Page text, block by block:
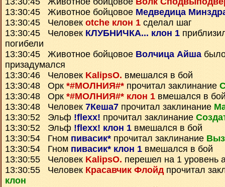
13:30:45 Животное бойцовое Медведица
13:30:45 Человек otche клон 1 сделал шаг
13:30:45 Человек КЛУБНИЧКА... клон 1
погибели
13:30:45 Животное бойцовое Волчица Айша
призадумался
13:30:46 Человек KalipsO. вмешался в бой
13:30:48 Орк *#МОЛНИЯ#* прочитал заклинание
13:30:48 Орк *#МОЛНИЯ#* клон 1 вмешался в
13:30:48 Человек 7Кеша7 прочитал заклинание
13:30:52 Эльф !flexx! прочитал заклинание
13:30:52 Эльф !flexx! клон 1 вмешался в бой
13:30:54 Гном пивасик* прочитал заклинание
13:30:54 Гном пивасик* клон 1 вмешался в бой
13:30:55 Человек KalipsO. перешел на 1 уровень
13:30:55 Человек Красавчик Флойдпрочитал
клон